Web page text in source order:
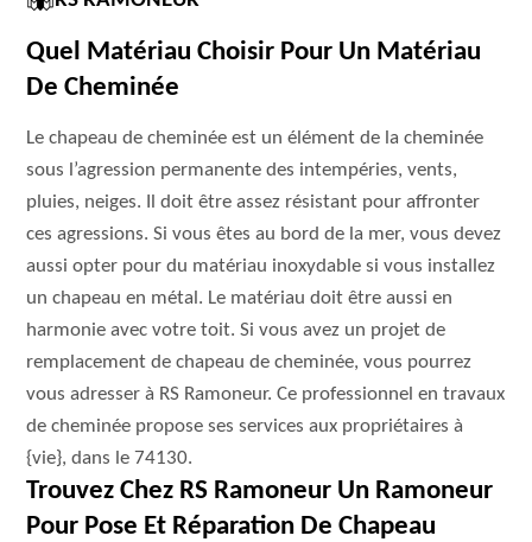
Quel Matériau Choisir Pour Un Matériau
De Cheminée
Le chapeau de cheminée est un élément de la cheminée
sous l’agression permanente des intempéries, vents,
pluies, neiges. Il doit être assez résistant pour affronter
ces agressions. Si vous êtes au bord de la mer, vous devez
aussi opter pour du matériau inoxydable si vous installez
un chapeau en métal. Le matériau doit être aussi en
harmonie avec votre toit. Si vous avez un projet de
remplacement de chapeau de cheminée, vous pourrez
vous adresser à RS Ramoneur. Ce professionnel en travaux
de cheminée propose ses services aux propriétaires à
{vie}, dans le 74130.
Trouvez Chez RS Ramoneur Un Ramoneur
Pour Pose Et Réparation De Chapeau